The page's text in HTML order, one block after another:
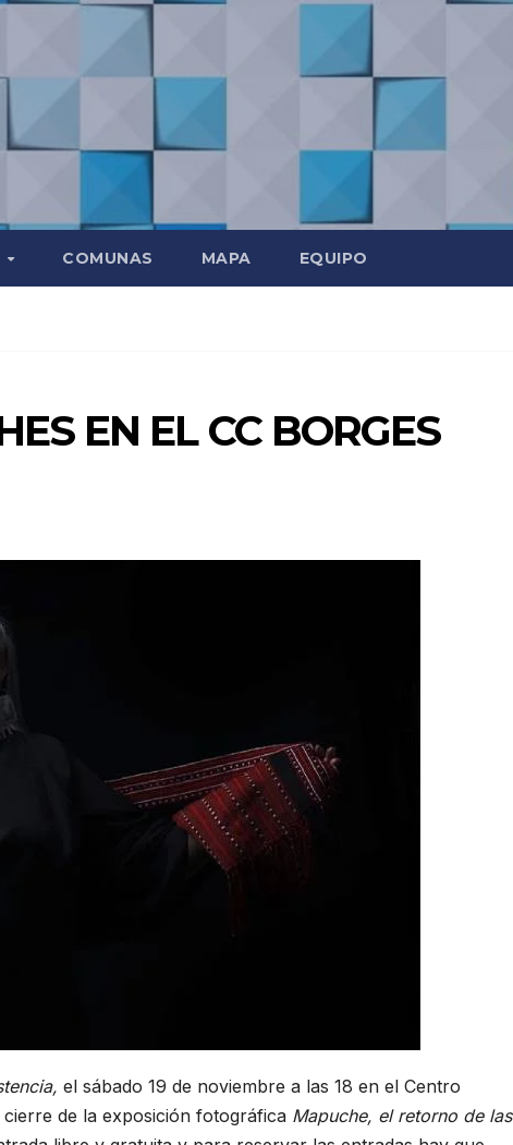
COMUNAS MAPA EQUIPO
EN EL CC BORGES
el sábado 19 de noviembre a las 18 en el Centro
de la exposición fotográfica Mapuche, el retorno de las